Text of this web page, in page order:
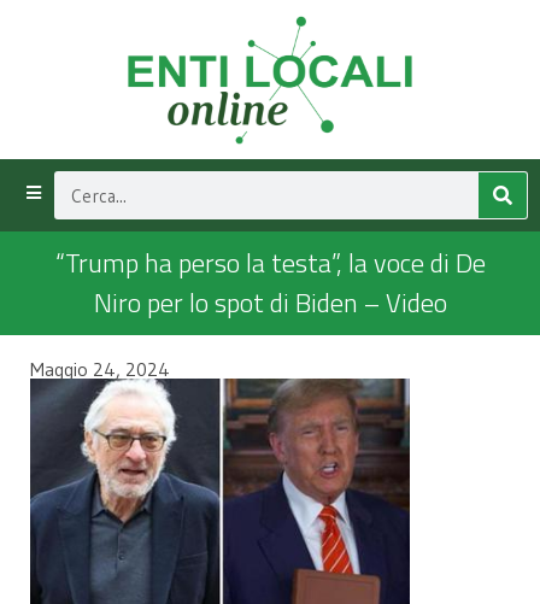
“Trump ha perso la testa”, la voce di De
Niro per lo spot di Biden – Video
Maggio 24, 2024